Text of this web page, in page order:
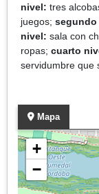
nivel: tres
juegos; segundo
nivel: sala con
ropas; cuarto
servidumbre que
Mapa
+
−